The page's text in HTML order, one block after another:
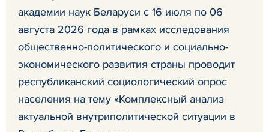
академии наук Беларуси с 16 июля по 06
августа 2026 года в рамках исследования
общественно-политического и социально-
экономического развития страны проводит
республиканский социологический опрос
населения на тему «Комплексный анализ
актуальной внутриполитической ситуации в